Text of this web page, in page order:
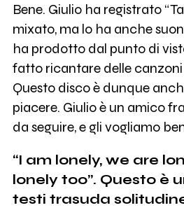
Bene. Giulio ha registrato
mixato, ma lo ha anche
ha prodotto dal punto di
fatto ricantare delle
Questo disco è dunque
piacere. Giulio è un amico
da seguire, e gli vogliamo
“I am lonely, we are
lonely too”. Questo è
testi trasuda